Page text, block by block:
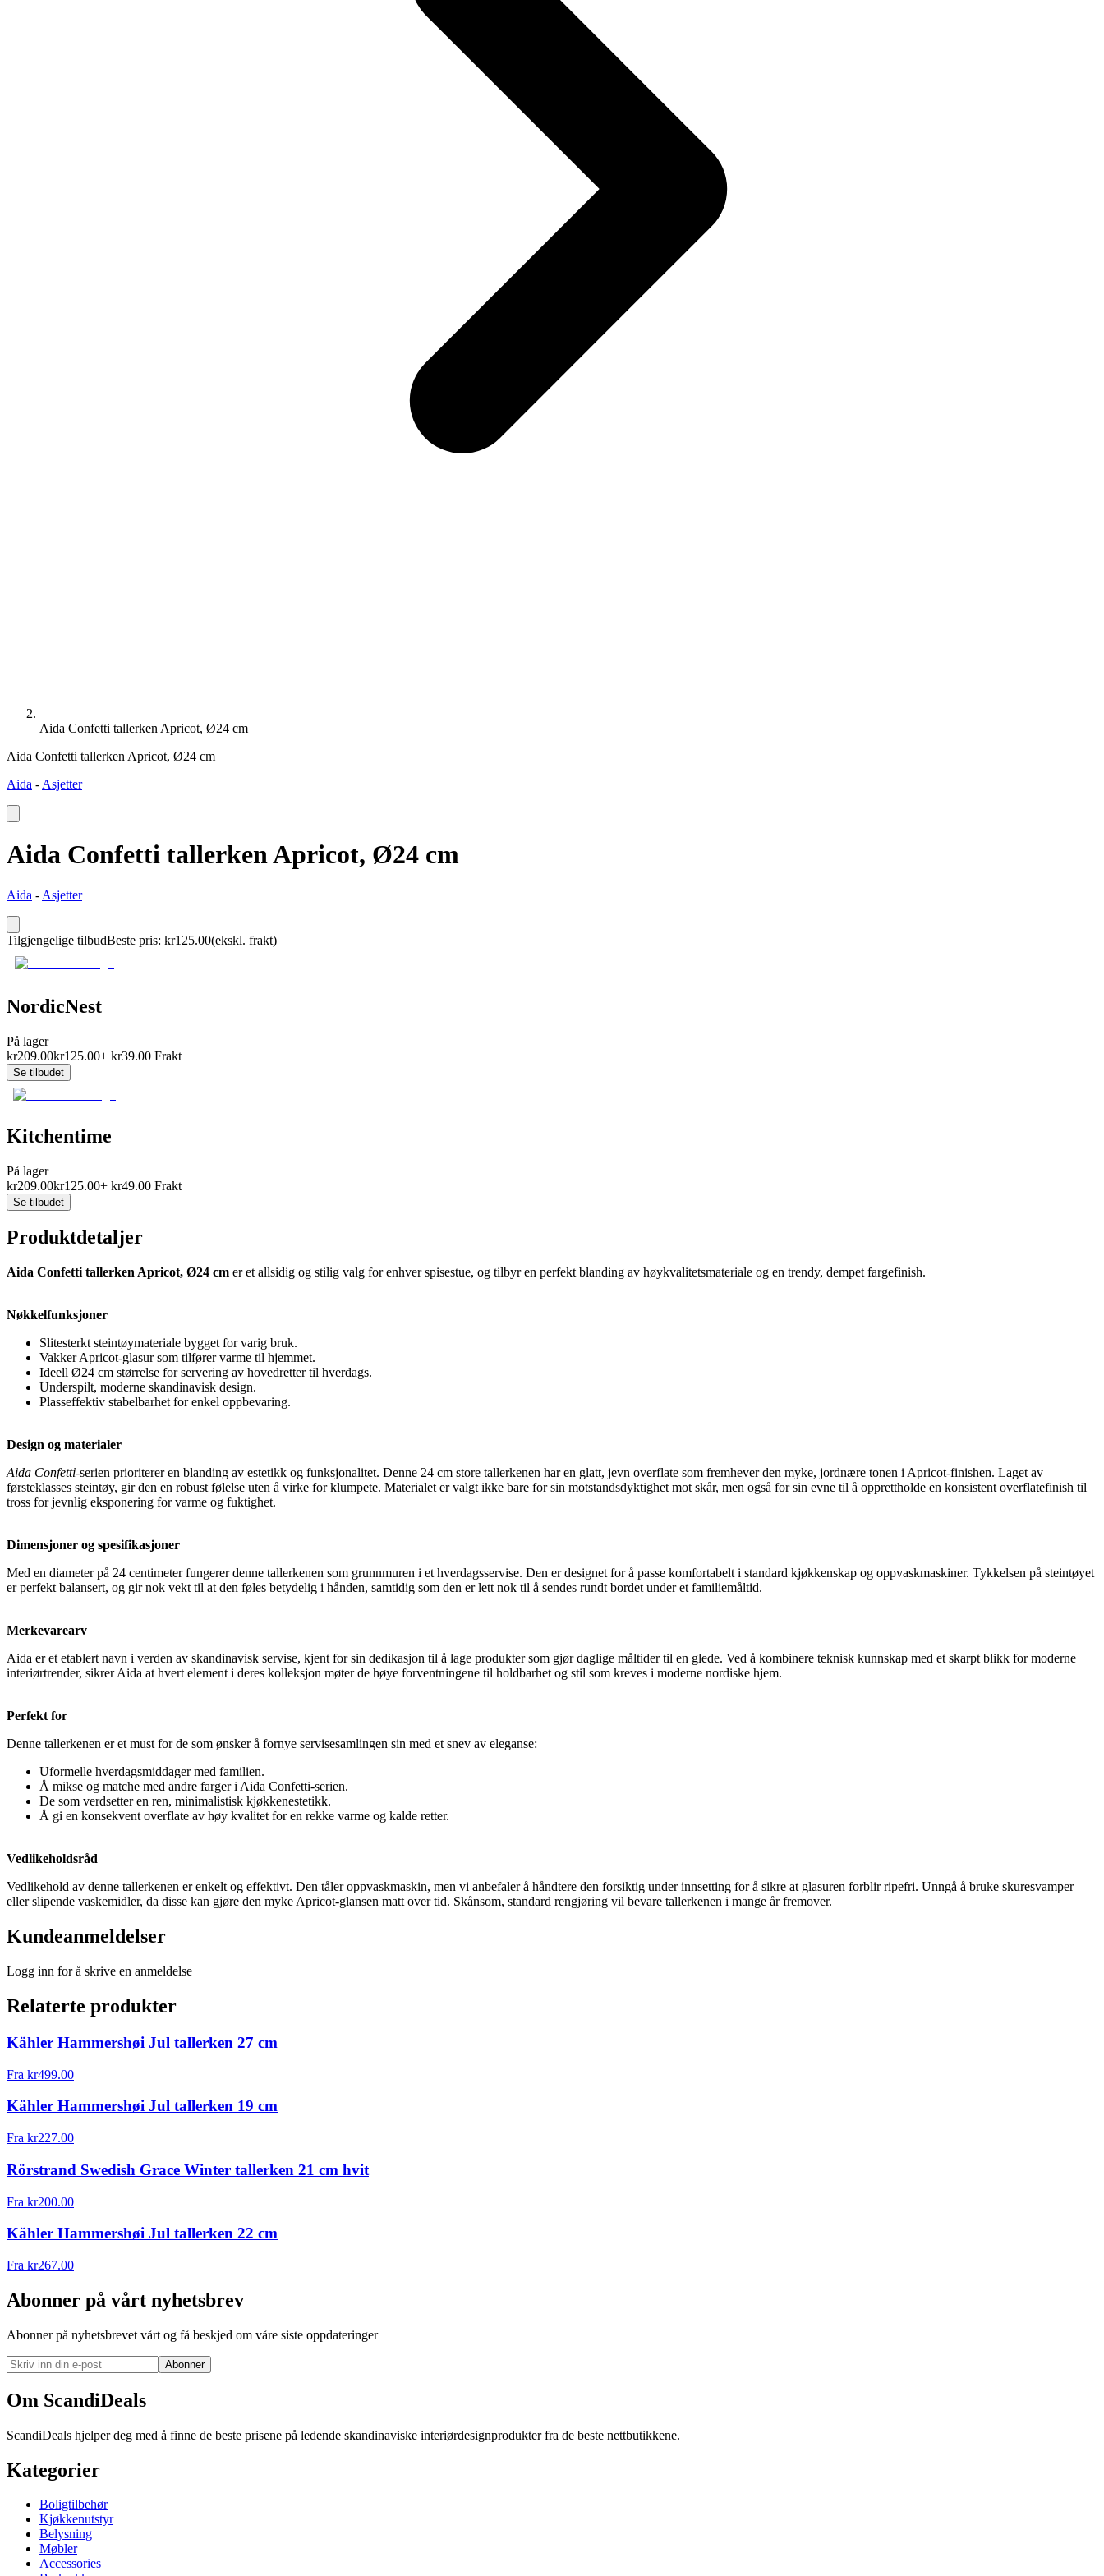
Aida Confetti tallerken Apricot, Ø24 cm
Aida Confetti tallerken Apricot, Ø24 cm
Aida - Asjetter
Aida Confetti tallerken Apricot, Ø24 cm
Aida - Asjetter
Tilgjengelige tilbudBeste pris: kr125.00(ekskl. frakt)
NordicNest
På lager
kr209.00kr125.00+ kr39.00 Frakt
Se tilbudet
Kitchentime
På lager
kr209.00kr125.00+ kr49.00 Frakt
Se tilbudet
Produktdetaljer
Aida Confetti tallerken Apricot, Ø24 cm er et allsidig og stilig valg for enhver spisestue, og tilbyr en perfekt blanding av høykvalitetsmateriale og en trendy, dempet fargefinish.
Nøkkelfunksjoner
Slitesterkt steintøymateriale bygget for varig bruk.
Vakker Apricot-glasur som tilfører varme til hjemmet.
Ideell Ø24 cm størrelse for servering av hovedretter til hverdags.
Underspilt, moderne skandinavisk design.
Plasseffektiv stabelbarhet for enkel oppbevaring.
Design og materialer
Aida Confetti-serien prioriterer en blanding av estetikk og funksjonalitet. Denne 24 cm store tallerkenen har en glatt, jevn overflate som fremhever den myke, jordnære tonen i Apricot-finishen. Laget av
førsteklasses steintøy, gir den en robust følelse uten å virke for klumpete. Materialet er valgt ikke bare for sin motstandsdyktighet mot skår, men også for sin evne til å opprettholde en konsistent overflatefinish til
tross for jevnlig eksponering for varme og fuktighet.
Dimensjoner og spesifikasjoner
Med en diameter på 24 centimeter fungerer denne tallerkenen som grunnmuren i et hverdagsservise. Den er designet for å passe komfortabelt i standard kjøkkenskap og oppvaskmaskiner. Tykkelsen på steintøyet
er perfekt balansert, og gir nok vekt til at den føles betydelig i hånden, samtidig som den er lett nok til å sendes rundt bordet under et familiemåltid.
Merkevarearv
Aida er et etablert navn i verden av skandinavisk servise, kjent for sin dedikasjon til å lage produkter som gjør daglige måltider til en glede. Ved å kombinere teknisk kunnskap med et skarpt blikk for moderne
interiørtrender, sikrer Aida at hvert element i deres kolleksjon møter de høye forventningene til holdbarhet og stil som kreves i moderne nordiske hjem.
Perfekt for
Denne tallerkenen er et must for de som ønsker å fornye servisesamlingen sin med et snev av eleganse:
Uformelle hverdagsmiddager med familien.
Å mikse og matche med andre farger i Aida Confetti-serien.
De som verdsetter en ren, minimalistisk kjøkkenestetikk.
Å gi en konsekvent overflate av høy kvalitet for en rekke varme og kalde retter.
Vedlikeholdsråd
Vedlikehold av denne tallerkenen er enkelt og effektivt. Den tåler oppvaskmaskin, men vi anbefaler å håndtere den forsiktig under innsetting for å sikre at glasuren forblir ripefri. Unngå å bruke skuresvamper
eller slipende vaskemidler, da disse kan gjøre den myke Apricot-glansen matt over tid. Skånsom, standard rengjøring vil bevare tallerkenen i mange år fremover.
Kundeanmeldelser
Logg inn for å skrive en anmeldelse
Relaterte produkter
Kähler Hammershøi Jul tallerken 27 cm
Fra kr499.00
Kähler Hammershøi Jul tallerken 19 cm
Fra kr227.00
Rörstrand Swedish Grace Winter tallerken 21 cm hvit
Fra kr200.00
Kähler Hammershøi Jul tallerken 22 cm
Fra kr267.00
Abonner på vårt nyhetsbrev
Abonner på nyhetsbrevet vårt og få beskjed om våre siste oppdateringer
Abonner
Om ScandiDeals
ScandiDeals hjelper deg med å finne de beste prisene på ledende skandinaviske interiørdesignprodukter fra de beste nettbutikkene.
Kategorier
Boligtilbehør
Kjøkkenutstyr
Belysning
Møbler
Accessories